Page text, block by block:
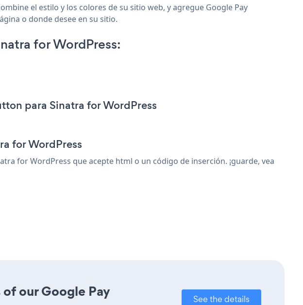
el estilo y los colores de su sitio web, y agregue Google Pay
o donde desee en su sitio.
for WordPress:
para Sinatra for WordPress
for WordPress
for WordPress que acepte html o un código de inserción. ¡guarde, vea
our Google Pay
See the details